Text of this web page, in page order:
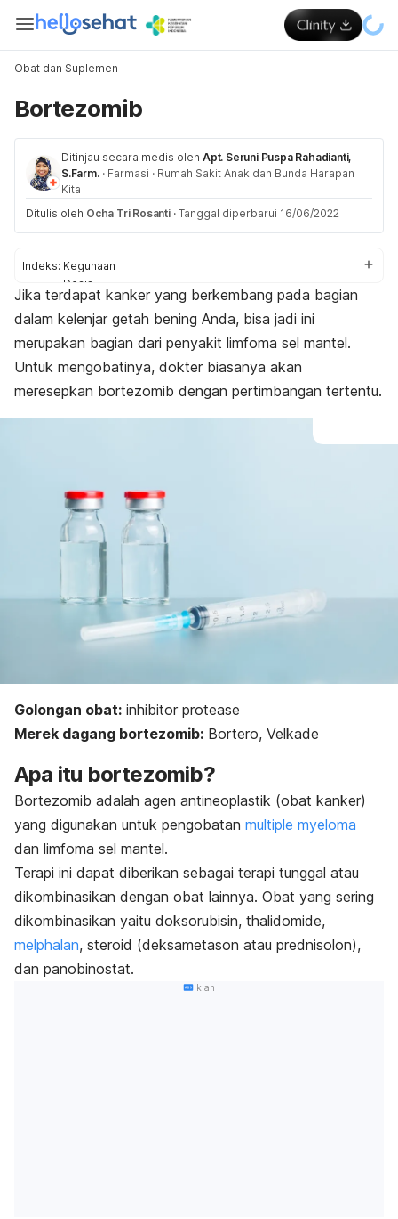
Obat dan Suplemen
Bortezomib
Ditinjau secara medis oleh Apt. Seruni Puspa Rahadianti,
S.Farm. · Farmasi · Rumah Sakit Anak dan Bunda Harapan
Kita
Ditulis oleh Ocha Tri Rosanti · Tanggal diperbarui 16/06/2022
Indeks: Kegunaan
Dosis
Aturan pakai
Efek samping
Peringatan dan perhatian
Efek pada ibu hamil dan menyusui
Interaksi obat
Jika terdapat kanker yang berkembang pada bagian
dalam kelenjar getah bening Anda, bisa jadi ini
merupakan bagian dari penyakit limfoma sel mantel.
Untuk mengobatinya, dokter biasanya akan
meresepkan bortezomib dengan pertimbangan tertentu.
Golongan obat: inhibitor protease
Merek dagang bortezomib: Bortero, Velkade
Apa itu bortezomib?
Bortezomib adalah agen antineoplastik (obat kanker)
yang digunakan untuk pengobatan multiple myeloma
dan limfoma sel mantel.
Terapi ini dapat diberikan sebagai terapi tunggal atau
dikombinasikan dengan obat lainnya. Obat yang sering
dikombinasikan yaitu doksorubisin, thalidomide,
melphalan, steroid (deksametason atau prednisolon),
dan panobinostat.
Iklan